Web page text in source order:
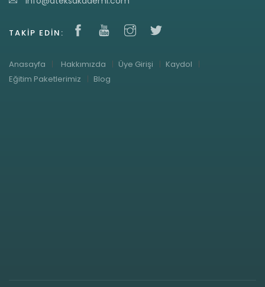
TAKIP EDIN:
Anasayfa Hakkımızda Üye Girişi
Kaydol
Eğitim Paketlerimiz
Blog